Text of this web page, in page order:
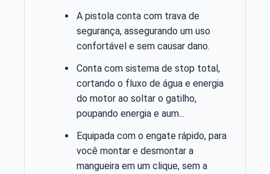
A pistola conta com trava de
segurança, assegurando um uso
confortável e sem causar dano.
Conta com sistema de stop total,
cortando o fluxo de água e energia
do motor ao soltar o gatilho,
poupando energia e aum...
Equipada com o engate rápido, para
você montar e desmontar a
mangueira em um clique, sem a